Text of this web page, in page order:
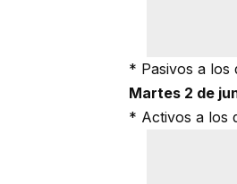
* Pasivos a los
Martes 2 de
* Activos a los